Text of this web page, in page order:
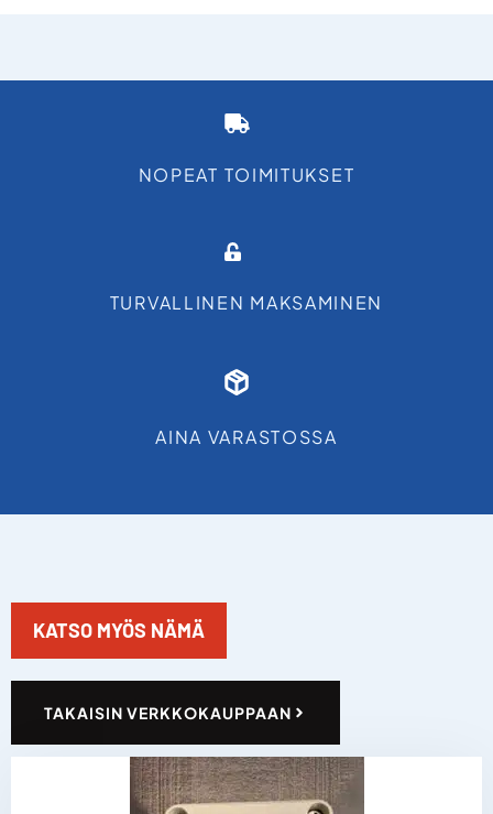
NOPEAT TOIMITUKSET
TURVALLINEN MAKSAMINEN
AINA VARASTOSSA
KATSO MYÖS NÄMÄ
TAKAISIN VERKKOKAUPPAAN